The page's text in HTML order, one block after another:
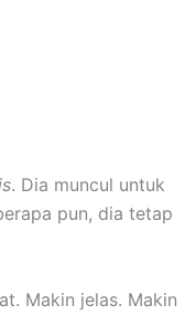
. Dia muncul untuk
pun, dia tetap
Makin jelas. Makin